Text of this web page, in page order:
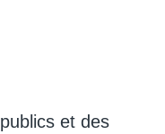
et des